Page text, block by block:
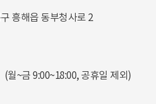
흥해읍 동부청사로 2
(월~금 9:00~18:00, 공휴일 제외)